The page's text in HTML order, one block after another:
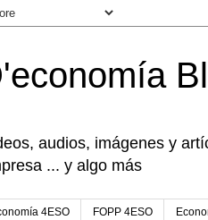
audios, imágenes y
... y algo más
4ESO FOPP 4ESO